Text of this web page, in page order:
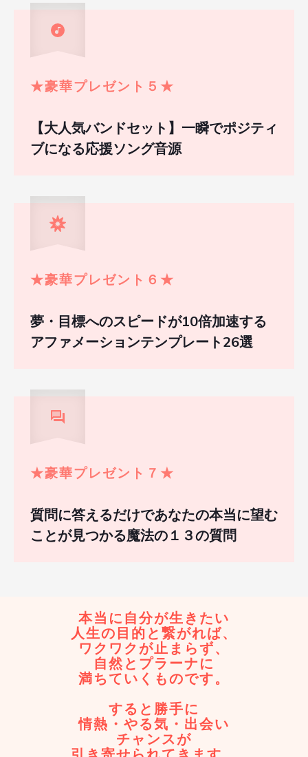
★豪華プレゼント５ ★
【大人気バンドセット】一瞬でポジティ
ブになる応援ソング音源
★豪華プレゼント６ ★
夢・目標へのスピードが10倍加速する
アファメーションテンプレート26選
★豪華プレゼント７ ★
質問に答えるだけであなたの本当に望む
ことが見つかる魔法の１３の質問
本当に自分が生きたい
人生の目的と繋がれば、
ワクワクが止まらず、
自然とプラーナに
満ちていくものです。
すると勝手に
情熱・やる気 ・ 出会い
チャンスが